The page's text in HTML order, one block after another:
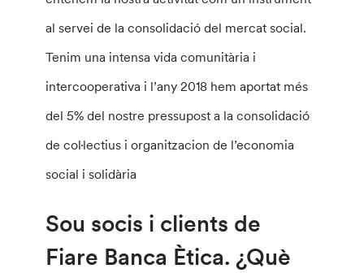
al servei de la consolidació del mercat social.
Tenim una intensa vida comunitària i
intercooperativa i l’any 2018 hem aportat més
del 5% del nostre pressupost a la consolidació
de col·lectius i organitzacion de l’economia
social i solidària
Sou socis i clients de
Fiare Banca Ètica. ¿Què